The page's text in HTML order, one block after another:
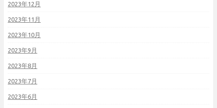
2023年12月
2023年11月
2023年10月
2023年9月
2023年8月
2023年7月
2023年6月